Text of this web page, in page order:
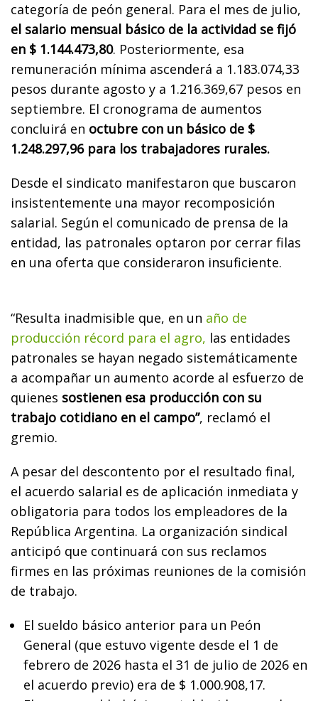
categoría de peón general. Para el mes de julio,
el salario mensual básico de la actividad se fijó
en $ 1.144.473,80. Posteriormente, esa
remuneración mínima ascenderá a 1.183.074,33
pesos durante agosto y a 1.216.369,67 pesos en
septiembre. El cronograma de aumentos
concluirá en octubre con un básico de $
1.248.297,96 para los trabajadores rurales.
Desde el sindicato manifestaron que buscaron
insistentemente una mayor recomposición
salarial. Según el comunicado de prensa de la
entidad, las patronales optaron por cerrar filas
en una oferta que consideraron insuficiente.
“Resulta inadmisible que, en un año de
producción récord para el agro, las entidades
patronales se hayan negado sistemáticamente
a acompañar un aumento acorde al esfuerzo de
quienes sostienen esa producción con su
trabajo cotidiano en el campo”, reclamó el
gremio.
A pesar del descontento por el resultado final,
el acuerdo salarial es de aplicación inmediata y
obligatoria para todos los empleadores de la
República Argentina. La organización sindical
anticipó que continuará con sus reclamos
firmes en las próximas reuniones de la comisión
de trabajo.
El sueldo básico anterior para un Peón
General (que estuvo vigente desde el 1 de
febrero de 2026 hasta el 31 de julio de 2026 en
el acuerdo previo) era de $ 1.000.908,17.